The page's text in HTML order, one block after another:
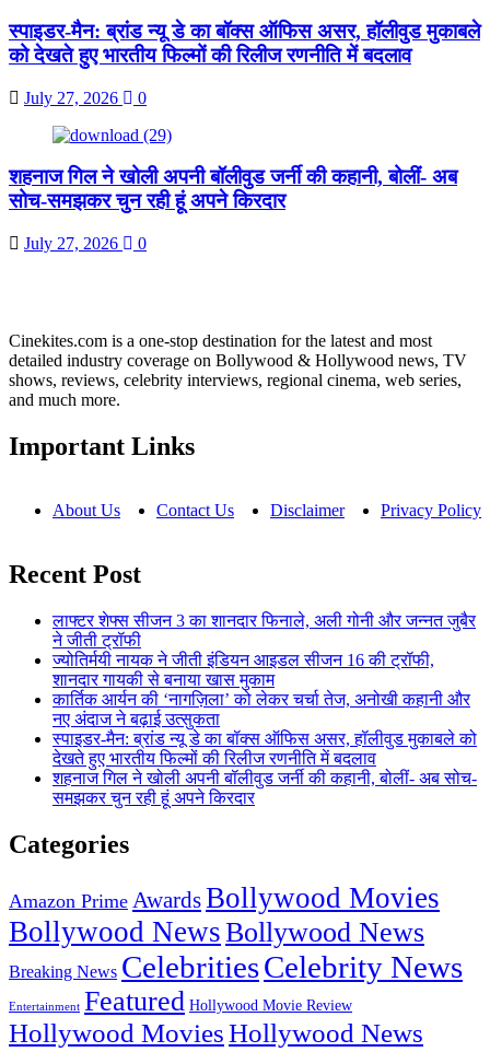
स्पाइडर-मैन: ब्रांड न्यू डे का बॉक्स ऑफिस असर, हॉलीवुड मुकाबले
को देखते हुए भारतीय फिल्मों की रिलीज रणनीति में बदलाव
July 27, 2026 0
शहनाज गिल ने खोली अपनी बॉलीवुड जर्नी की कहानी, बोलीं- अब
सोच-समझकर चुन रही हूं अपने किरदार
July 27, 2026 0
Cinekites.com is a one-stop destination for the latest and most
detailed industry coverage on Bollywood & Hollywood news, TV
shows, reviews, celebrity interviews, regional cinema, web series,
and much more.
Important Links
About Us Contact Us Disclaimer Privacy Policy
Recent Post
लाफ्टर शेफ्स सीजन 3 का शानदार फिनाले, अली गोनी और जन्नत जुबैर
ने जीती ट्रॉफी
ज्योतिर्मयी नायक ने जीती इंडियन आइडल सीजन 16 की ट्रॉफी,
शानदार गायकी से बनाया खास मुकाम
कार्तिक आर्यन की ‘नागज़िला’ को लेकर चर्चा तेज, अनोखी कहानी और
नए अंदाज ने बढ़ाई उत्सुकता
स्पाइडर-मैन: ब्रांड न्यू डे का बॉक्स ऑफिस असर, हॉलीवुड मुकाबले को
देखते हुए भारतीय फिल्मों की रिलीज रणनीति में बदलाव
शहनाज गिल ने खोली अपनी बॉलीवुड जर्नी की कहानी, बोलीं- अब सोच-
समझकर चुन रही हूं अपने किरदार
Categories
Amazon Prime AwardsBollywood Movies
Bollywood NewsBollywood News
Breaking News CelebritiesCelebrity News
Entertainment Featured Hollywood Movie Review
Hollywood MoviesHollywood News